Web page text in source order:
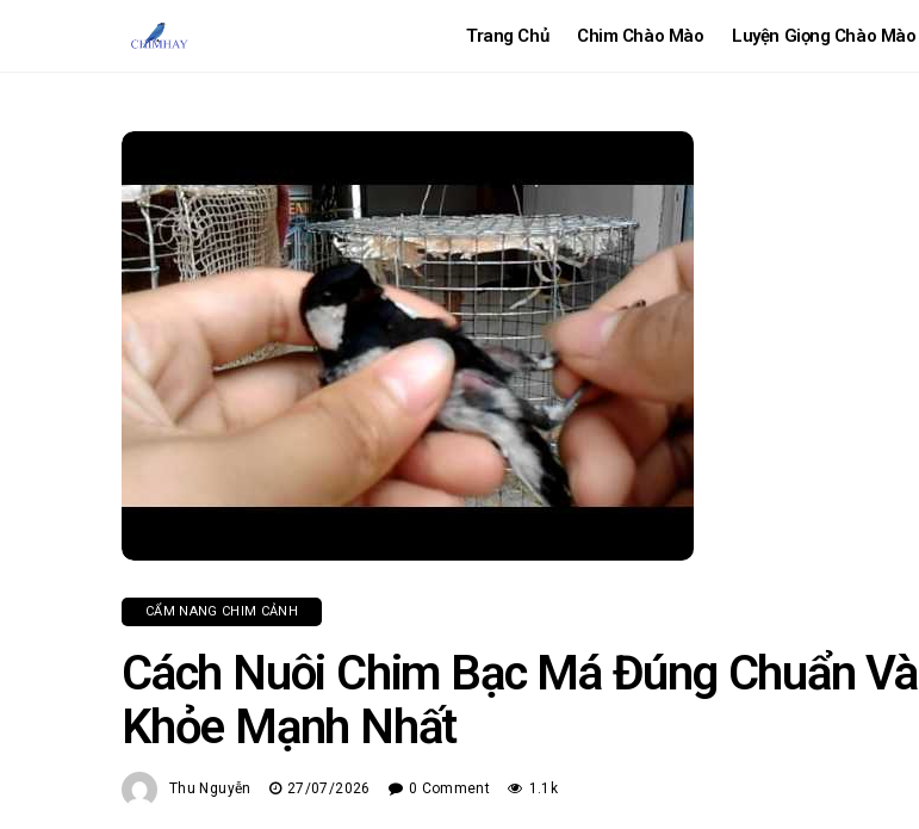
Trang Chủ Chim Chào Mào Luyện Giọng Chào Mào
CẨM NANG CHIM CẢNH
Cách Nuôi Chim Bạc Má Đúng Chuẩn Và
Khỏe Mạnh Nhất
Thu Nguyễn 27/07/2026 0 Comment 1.1k